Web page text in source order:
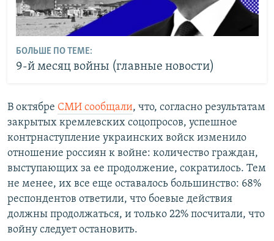
БОЛЬШЕ ПО ТЕМЕ:
9-й месяц войны (главные новости)
В октябре СМИ сообщали, что, согласно результатам
закрытых кремлевских соцопросов, успешное
контрнаступление украинских войск изменило
отношение россиян к войне: количество граждан,
выступающих за ее продолжение, сократилось. Тем
не менее, их все еще оставалось большинство: 68%
респондентов ответили, что боевые действия
должны продолжаться, и только 22% посчитали, что
войну следует остановить.